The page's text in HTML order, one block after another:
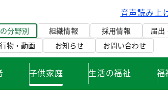
音声読み上
分野別 組織情報 採用情報 届出
物・動画
お知らせ お問い合わせ
子供家庭 生活の福祉 福